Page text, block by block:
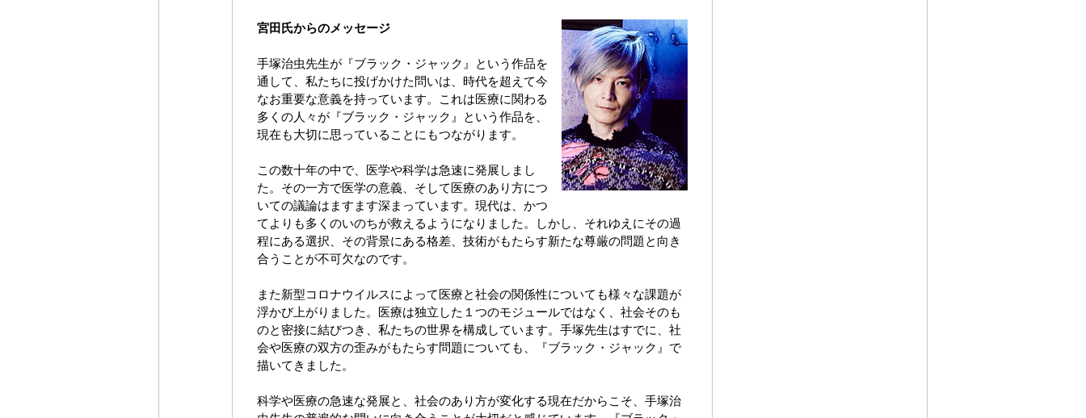
宮田氏からのメッセージ
手塚治虫先生が『ブラック・ジャック』という作品を
通して、私たちに投げかけた問いは、時代を超えて今
なお重要な意義を持っています。これは医療に関わる
多くの人々が『ブラック・ジャック』という作品を、
現在も大切に思っていることにもつながります。
この数十年の中で、医学や科学は急速に発展しまし
た。その一方で医学の意義、そして医療のあり方につ
いての議論はますます深まっています。現代は、かつ
てよりも多くのいのちが救えるようになりました。しかし、それゆえにその過
程にある選択、その背景にある格差、技術がもたらす新たな尊厳の問題と向き
合うことが不可欠なのです。
また新型コロナウイルスによって医療と社会の関係性についても様々な課題が
浮かび上がりました。医療は独立した１つのモジュールではなく、社会そのも
のと密接に結びつき、私たちの世界を構成しています。手塚先生はすでに、社
会や医療の双方の歪みがもたらす問題についても、『ブラック・ジャック』で
描いてきました。
科学や医療の急速な発展と、社会のあり方が変化する現在だからこそ、手塚治